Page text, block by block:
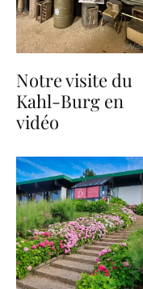
Notre visite du
Kahl-Burg en
vidéo